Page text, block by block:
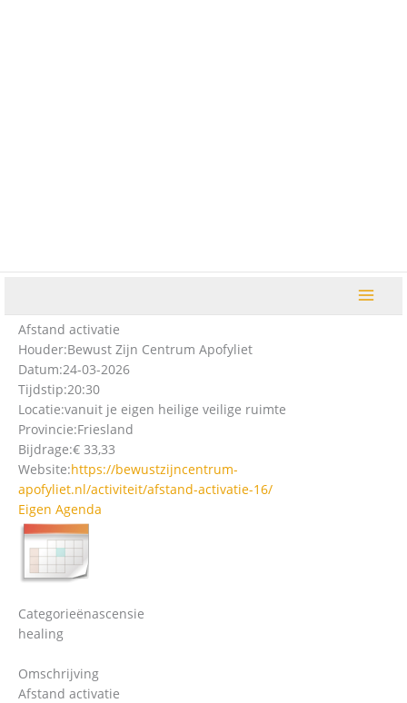
Afstand activatie
Houder:Bewust Zijn Centrum Apofyliet
Datum:24-03-2026
Tijdstip:20:30
Locatie:vanuit je eigen heilige veilige ruimte
Provincie:Friesland
Bijdrage:€ 33,33
Website:https://bewustzijncentrum-
apofyliet.nl/activiteit/afstand-activatie-16/
Eigen Agenda
Categorieënascensie
healing
Omschrijving
Afstand activatie